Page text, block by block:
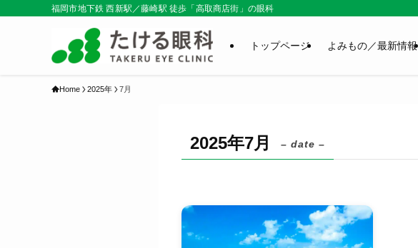
福岡市地下鉄 西新駅／藤崎駅 徒歩「高取商店街」の眼科
トップページ よみもの／最新情報
Home 2025年 7月
2025年7月 – date –